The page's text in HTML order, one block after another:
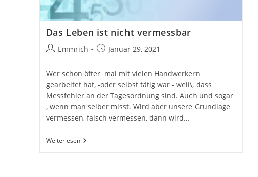
Das Leben ist nicht vermessbar
Beitrags-
Emmrich
BeitragJanuar 29, 2021
Wer schon öfter mal mit vielen Handwerkern
gearbeitet hat, -oder selbst tätig war - weiß, dass
Messfehler an der Tagesordnung sind. Auch und sogar
, wenn man selber misst. Wird aber unsere Grundlage
vermessen, falsch vermessen, dann wird…
WeiterlesenDas
Leben